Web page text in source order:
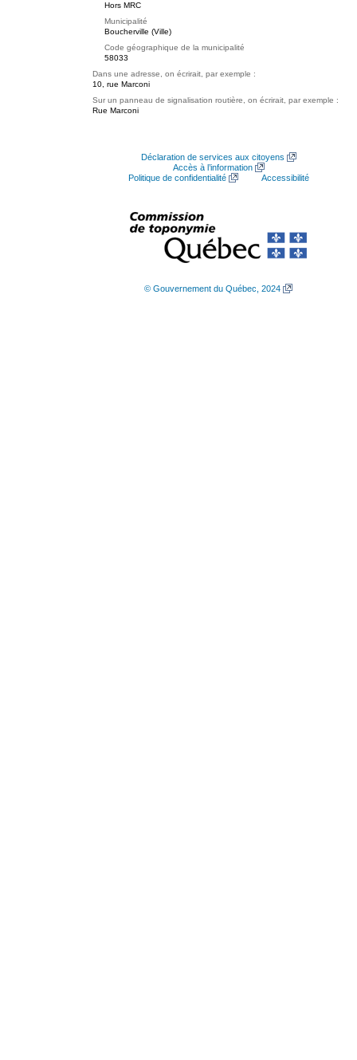
Hors MRC
Municipalité
Boucherville (Ville)
Code géographique de la municipalité
58033
Dans une adresse, on écrirait, par exemple :
10, rue Marconi
Sur un panneau de signalisation routière, on écrirait, par exemple :
Rue Marconi
Déclaration de services aux citoyens
Accès à l’information
Politique de confidentialité
Accessibilité
© Gouvernement du Québec, 2024